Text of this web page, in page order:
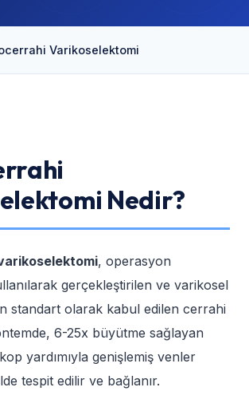
Varikoselektomi
Nedir?
, operasyon
gerçekleştirilen ve varikosel
standart olarak kabul edilen cerrahi
6-25x büyütme sağlayan
yardımıyla genişlemiş venler
tespit edilir ve bağlanır.